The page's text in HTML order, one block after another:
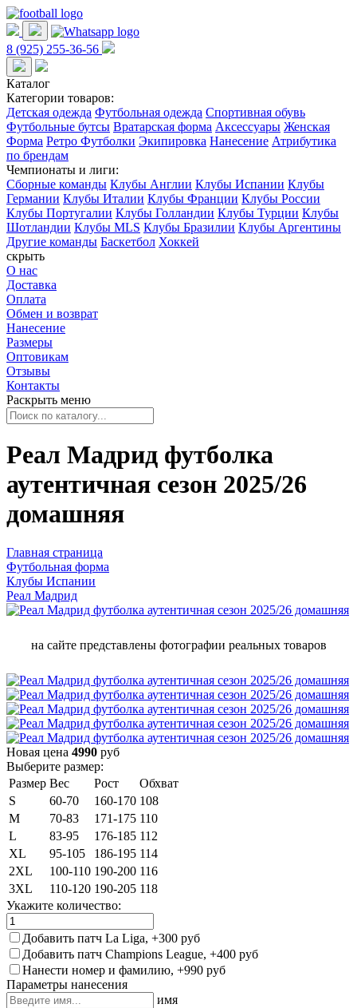
8 (925) 255-36-56
Каталог
Категории товаров:
Детская одежда Футбольная одежда Спортивная обувь
Футбольные бутсы Вратарская форма Аксессуары Женская
Форма Ретро Футболки Экипировка Нанесение Атрибутика
по брендам
Чемпионаты и лиги:
Сборные команды Клубы Англии Клубы Испании Клубы
Германии Клубы Италии Клубы Франции Клубы России
Клубы Португалии Клубы Голландии Клубы Турции Клубы
Шотландии Клубы MLS Клубы Бразилии Клубы Аргентины
Другие команды Баскетбол Хоккей
скрыть
О нас
Доставка
Оплата
Обмен и возврат
Нанесение
Размеры
Оптовикам
Отзывы
Контакты
Раскрыть меню
Реал Мадрид футболка
аутентичная сезон 2025/26
домашняя
Главная страница
Футбольная форма
Клубы Испании
Реал Мадрид
на сайте представлены фотографии реальных товаров
Новая цена 4990 руб
Выберите размер:
Размер Вес Рост
Обхват
S
60-70 160-170 108
M
70-83 171-175 110
L
83-95 176-185 112
XL
95-105 186-195 114
2XL
100-110 190-200 116
3XL
110-120 190-205 118
Укажите количество:
Добавить патч La Liga, +300 руб
Добавить патч Champions League, +400 руб
Нанести номер и фамилию, +990 руб
Параметры нанесения
имя